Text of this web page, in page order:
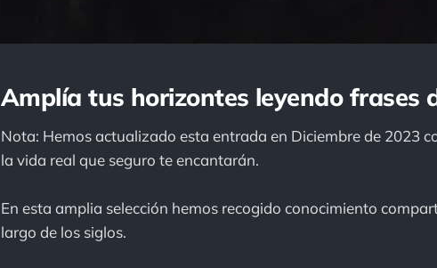
Amplía tus horizontes leyendo frases
Nota: Hemos actualizado esta entrada en Diciembre de 2023
la vida real que seguro te encantarán.
En esta amplia selección hemos recogido conocimiento
largo de los siglos.